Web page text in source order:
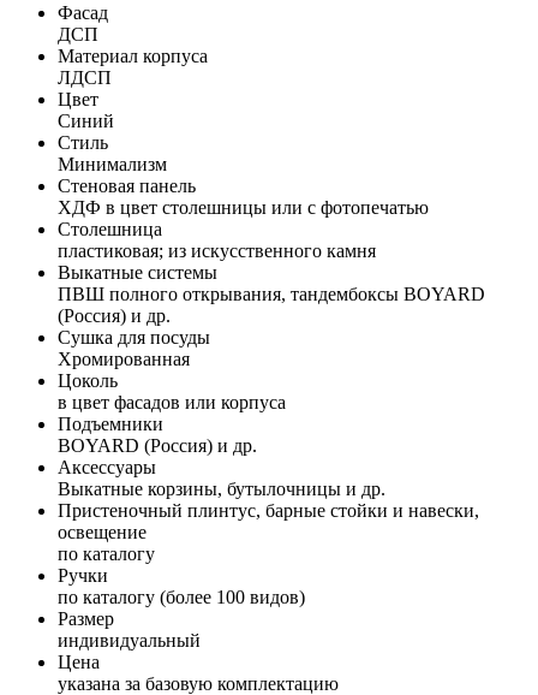
Фасад
ДСП
Материал корпуса
ЛДСП
Цвет
Синий
Стиль
Минимализм
Стеновая панель
ХДФ в цвет столешницы или с фотопечатью
Столешница
пластиковая; из искусственного камня
Выкатные системы
ПВШ полного открывания, тандембоксы BOYARD
(Россия) и др.
Сушка для посуды
Хромированная
Цоколь
в цвет фасадов или корпуса
Подъемники
BOYARD (Россия) и др.
Аксессуары
Выкатные корзины, бутылочницы и др.
Пристеночный плинтус, барные стойки и навески,
освещение
по каталогу
Ручки
по каталогу (более 100 видов)
Размер
индивидуальный
Цена
указана за базовую комплектацию